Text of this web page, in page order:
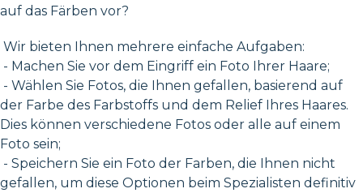
auf das Färben vor?
Wir bieten Ihnen mehrere einfache Aufgaben:
- Machen Sie vor dem Eingriff ein Foto Ihrer Haare;
- Wählen Sie Fotos, die Ihnen gefallen, basierend auf
der Farbe des Farbstoffs und dem Relief Ihres Haares.
Dies können verschiedene Fotos oder alle auf einem
Foto sein;
- Speichern Sie ein Foto der Farben, die Ihnen nicht
gefallen, um diese Optionen beim Spezialisten definitiv